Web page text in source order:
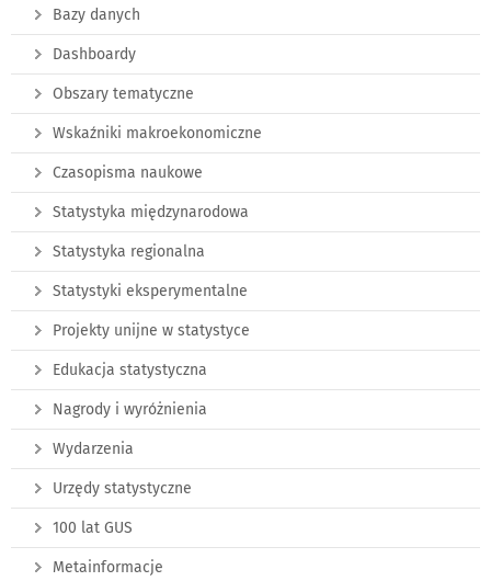
Bazy danych
Dashboardy
Obszary tematyczne
Wskaźniki makroekonomiczne
Czasopisma naukowe
Statystyka międzynarodowa
Statystyka regionalna
Statystyki eksperymentalne
Projekty unijne w statystyce
Edukacja statystyczna
Nagrody i wyróżnienia
Wydarzenia
Urzędy statystyczne
100 lat GUS
Metainformacje